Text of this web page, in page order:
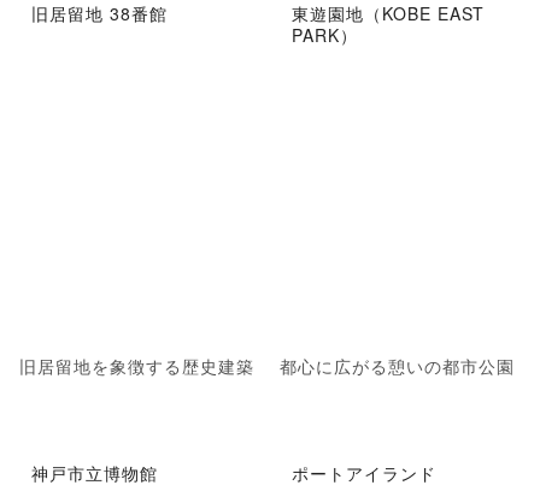
旧居留地 38番館
旧居留地を象徴する歴史建築
東遊園地（KOBE EAST
PARK）
都心に広がる憩いの都市公園
神戸市立博物館 ポートアイランド